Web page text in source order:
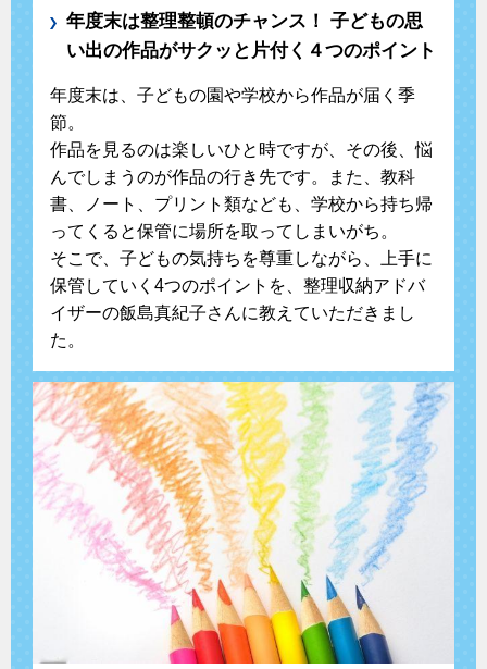
年度末は整理整頓のチャンス！ 子どもの思
い出の作品がサクッと片付く４つのポイント
年度末は、子どもの園や学校から作品が届く季
節。
作品を見るのは楽しいひと時ですが、その後、悩
んでしまうのが作品の行き先です。また、教科
書、ノート、プリント類なども、学校から持ち帰
ってくると保管に場所を取ってしまいがち。
そこで、子どもの気持ちを尊重しながら、上手に
保管していく4つのポイントを、整理収納アドバ
イザーの飯島真紀子さんに教えていただきまし
た。